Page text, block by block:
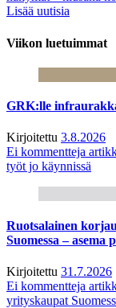
Lisää uutisia
Viikon luetuimmat
GRK:lle
Kirjoitettu 3.8.2026
Ei kommentteja
työt jo käynnissä
Ruotsalainen
Suomessa –
Kirjoitettu 31.7.2026
Ei kommentteja
yrityskaupat